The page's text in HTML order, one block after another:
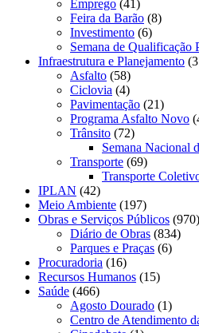
Emprego (41)
Feira da Barão (8)
Investimento (6)
Semana de Qualificação
Infraestrutura e Planejamento
Asfalto (58)
Ciclovia (4)
Pavimentação (21)
Programa Asfalto Novo
Trânsito (72)
Semana Nacional
Transporte (69)
Transporte
IPLAN (42)
Meio Ambiente (197)
Obras e Serviços Públicos (970)
Diário de Obras (834)
Parques e Praças (6)
Procuradoria (16)
Recursos Humanos (15)
Saúde (466)
Agosto Dourado (1)
Centro de Atendimento